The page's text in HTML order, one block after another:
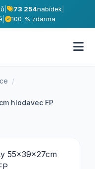
73 254nabídek
100 % zdarma
hlodavec FP